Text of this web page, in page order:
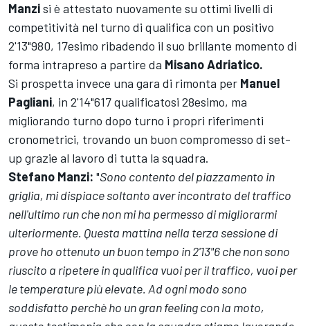
Manzisi è attestato nuovamente su ottimi livelli di
competitività nel turno di qualifica con un positivo
2'13"980, 17esimo ribadendo il suo brillante momento di
forma intrapreso a partire da Misano Adriatico.
Si prospetta invece una gara di rimonta per Manuel
Pagliani, in 2'14"617 qualificatosi 28esimo, ma
migliorando turno dopo turno i propri riferimenti
cronometrici, trovando un buon compromesso di set-
up grazie al lavoro di tutta la squadra.
Stefano Manzi: "Sono contento del piazzamento in
griglia, mi dispiace soltanto aver incontrato del traffico
nell'ultimo run che non mi ha permesso di migliorarmi
ulteriormente. Questa mattina nella terza sessione di
prove ho ottenuto un buon tempo in 2'13"6 che non sono
riuscito a ripetere in qualifica vuoi per il traffico, vuoi per
le temperature più elevate. Ad ogni modo sono
soddisfatto perchè ho un gran feeling con la moto,